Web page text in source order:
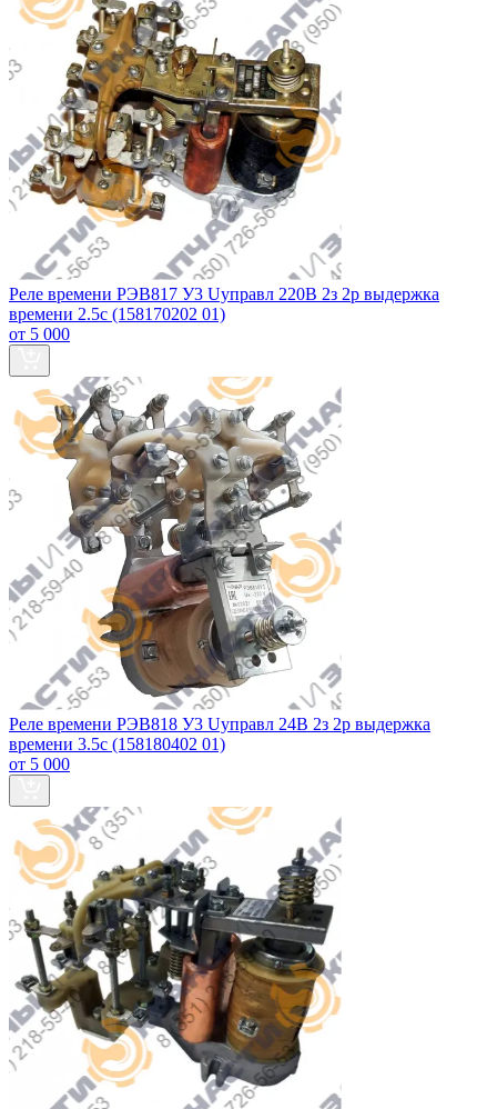
Реле времени РЭВ817 У3 Uуправл 220В 2з 2р выдержка
времени 2.5с (158170202 01)
от 5 000
Реле времени РЭВ818 У3 Uуправл 24В 2з 2р выдержка
времени 3.5с (158180402 01)
от 5 000